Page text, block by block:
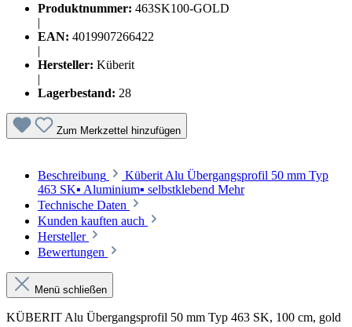
Produktnummer: 463SK100-GOLD
|
EAN: 4019907266422
|
Hersteller: Küberit
|
Lagerbestand: 28
Zum Merkzettel hinzufügen
Beschreibung
Küberit Alu Übergangsprofil 50 mm Typ
463 SK▪ Aluminium▪ selbstklebend Mehr
Technische Daten
Kunden kauften auch
Hersteller
Bewertungen
Menü schließen
KÜBERIT Alu Übergangsprofil 50 mm Typ 463 SK, 100 cm, gold